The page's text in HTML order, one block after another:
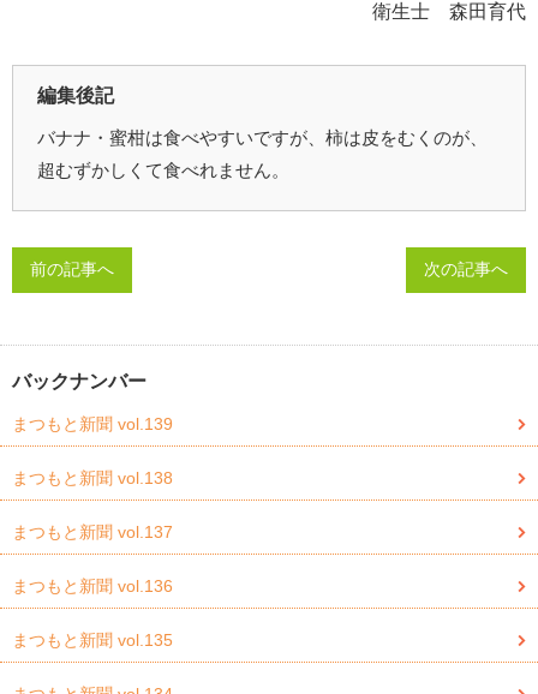
衛生士 森田育代
編集後記
バナナ・蜜柑は食べやすいですが、柿は皮をむくのが、
超むずかしくて食べれません。
前の記事へ 次の記事へ
バックナンバー
まつもと新聞 vol.139
まつもと新聞 vol.138
まつもと新聞 vol.137
まつもと新聞 vol.136
まつもと新聞 vol.135